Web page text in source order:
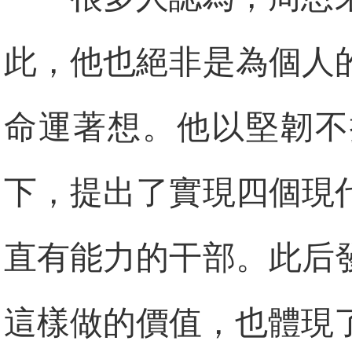
此，他也絕非是為個人
命運著想。他以堅韌
下，提出了實現四個現
直有能力的干部。此后
這樣做的價值，也體現